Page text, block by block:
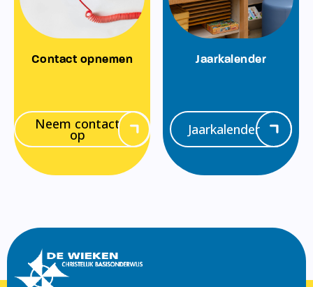
Contact opnemen
Neem contact
op
Jaarkalender
Jaarkalender